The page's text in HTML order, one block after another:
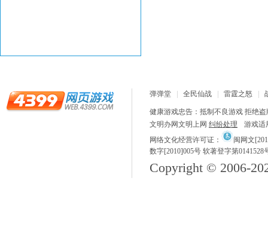
弹弹堂 全民仙战 雷霆之怒
健康游戏忠告：抵制不良游戏 拒绝
文明办网文明上网 纠纷处理
游戏适
网络文化经营许可证：
闽网文
数字[2010]005号 软著登字第0141528
Copyright © 2006-